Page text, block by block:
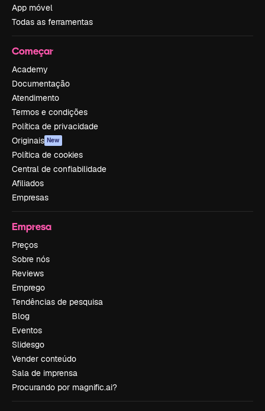
App móvel
Todas as ferramentas
Começar
Academy
Documentação
Atendimento
Termos e condições
Política de privacidade
Originais New
Política de cookies
Central de confiabilidade
Afiliados
Empresas
Empresa
Preços
Sobre nós
Reviews
Emprego
Tendências de pesquisa
Blog
Eventos
Slidesgo
Vender conteúdo
Sala de imprensa
Procurando por magnific.ai?